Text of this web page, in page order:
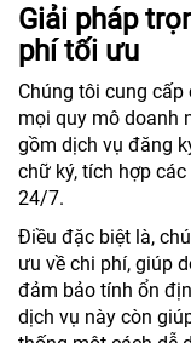
Giải pháp
phí tối ưu
Chúng tôi cung
mọi quy mô doanh
gồm dịch vụ đăng
chữ ký, tích hợp
24/7.
Điều đặc biệt là,
ưu về chi phí, giúp
đảm bảo tính ổn
dịch vụ này còn